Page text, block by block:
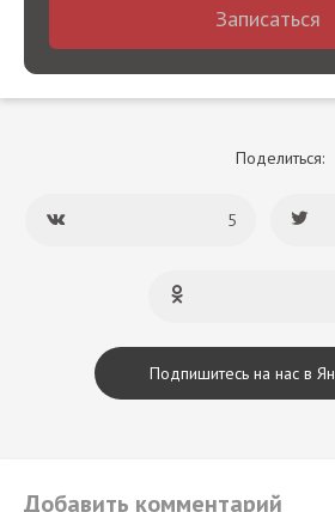
Записаться
Поделиться:
5
Подпишитесь на нас в
Добавить комментарий